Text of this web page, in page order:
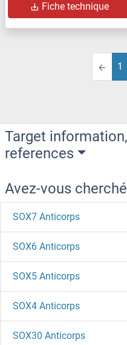
Fiche technique
1
Target
references
Avez-vous
SOX7 Anticorps
SOX6 Anticorps
SOX5 Anticorps
SOX4 Anticorps
SOX30 Anticorps